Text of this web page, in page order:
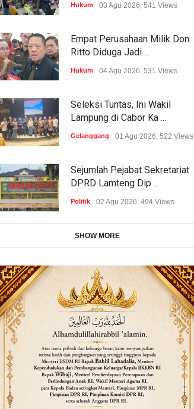
Hukum 03 Agu 2026, 541 Views
Empat Perusahaan Milik Don
Ritto Diduga Jadi ...
Hukum 04 Agu 2026, 531 Views
Seleksi Tuntas, Ini Wakil
Lampung di Cabor Ka ...
Gelanggang 01 Agu 2026, 522 Views
Sejumlah Pejabat Sekretariat
DPRD Lamteng Dip ...
Politik 02 Agu 2026, 494 Views
SHOW MORE